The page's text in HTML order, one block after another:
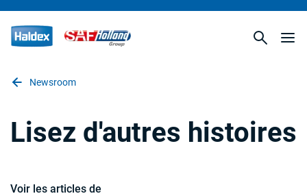
Newsroom
Lisez d'autres histoires
Voir les articles de